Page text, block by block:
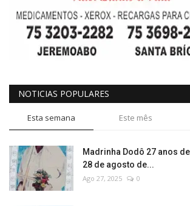
NOTICIAS POPULARES
Esta semana Este mês
Madrinha Dodô 27 anos
28 de agosto de...
Ago 27, 2025 0